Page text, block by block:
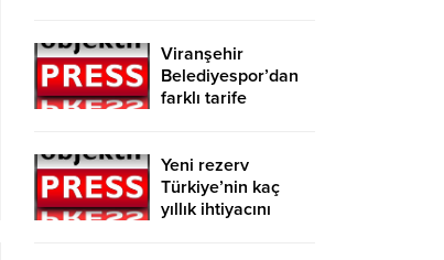
Viranşehir
Belediyespor’dan
farklı tarife
Yeni rezerv
Türkiye’nin kaç
yıllık ihtiyacını